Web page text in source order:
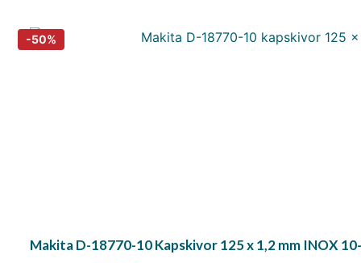
Makita D-18770-10 Kapskivor 125 x 1,2 mm INOX